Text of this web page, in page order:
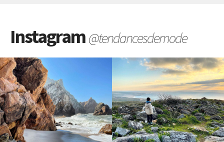
Instagram@tendancesdemode